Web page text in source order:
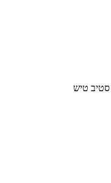
סטיב טיש